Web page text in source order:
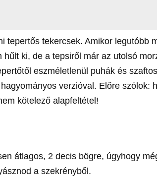
tepertős tekercsek. Amikor legutóbb
ki, de a tepsiről már az utolsó
eszméletlenül puhák és
verzióval. Előre szólok:
kötelező alapfeltétel!
átlagos, 2 decis bögre, úgyhogy
a szekrényből.